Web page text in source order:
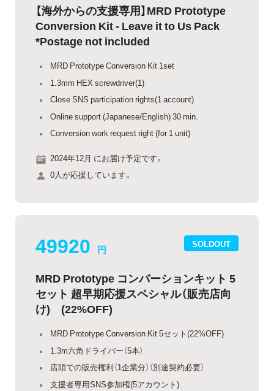
【海外からの支援専用】MRD Prototype
Conversion Kit - Leave it to Us Pack
*Postage not included
MRD Prototype Conversion Kit 1set
1.3mm HEX screwdriver(1)
Close SNS participation rights(1 account)
Online support (Japanese/English) 30 min.
Conversion work request right (for 1 unit)
2024年12月 にお届け予定です。
0人が応援しています。
SOLDOUT
49920 円
MRD Prototype コンバーションキット 5
セット 超早期応援スペシャル（販売店向
け) (22%OFF)
MRD Prototype Conversion Kit 5セット(22%OFF)
1.3m六角ドライバー（5本）
店頭での販売権利（1企業分）（別途契約必要）
支援者専用SNS参加権(5アカウント)